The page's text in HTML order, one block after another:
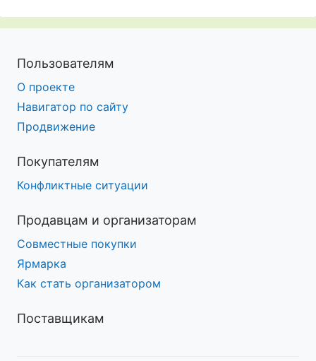
Пользователям
О проекте
Навигатор по сайту
Продвижение
Покупателям
Конфликтные ситуации
Продавцам и организаторам
Совместные покупки
Ярмарка
Как стать организатором
Поставщикам